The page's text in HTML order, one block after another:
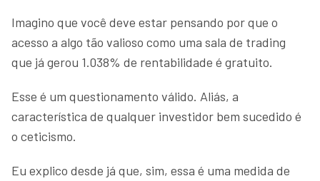
Imagino que você deve estar pensando por que o
acesso a algo tão valioso como uma sala de trading
que já gerou 1.038% de rentabilidade é gratuito.
Esse é um questionamento válido. Aliás, a
característica de qualquer investidor bem sucedido é
o ceticismo.
Eu explico desde já que, sim, essa é uma medida de